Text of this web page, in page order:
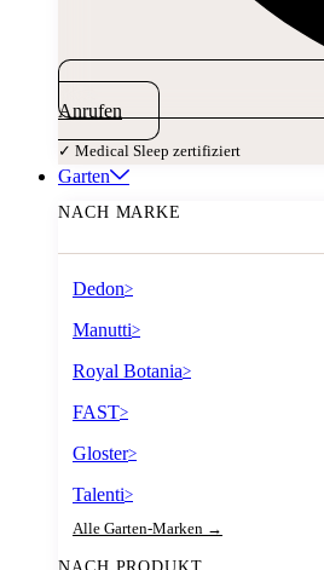
Anrufen
✓ Medical Sleep zertifiziert
Garten
NACH MARKE
Dedon>
Manutti>
Royal Botania>
FAST>
Gloster>
Talenti>
Alle Garten-Marken →